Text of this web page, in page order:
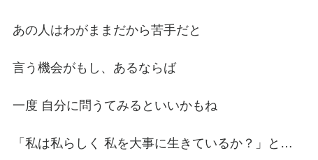
あの人はわがままだから苦手だと
言う機会がもし、あるならば
一度 自分に問うてみるといいかもね
「私は私らしく 私を大事に生きているか？」と…